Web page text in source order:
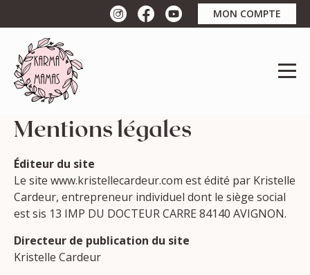
MON COMPTE
Mentions légales
Éditeur du site
Le site www.kristellecardeur.com est édité par Kristelle
Cardeur, entrepreneur individuel dont le siège social
est sis 13 IMP DU DOCTEUR CARRE 84140 AVIGNON.
Directeur de publication du site
Kristelle Cardeur